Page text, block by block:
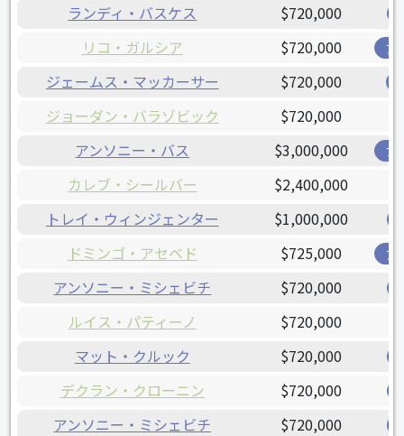
ランディ・バスケス $720,000
リコ・ガルシア $720,000 ア
ジェームス・マッカーサー $720,000
ジョーダン・バラゾビック $720,000
アンソニー・バス $3,000,000 ブ
カレブ・シールバー $2,400,000
トレイ・ウィンジェンター $1,000,000
ドミンゴ・アセベド $725,000 ア
アンソニー・ミシェビチ $720,000
ルイス・パティーノ
$720,000
マット・クルック
$720,000
デクラン・クローニン $720,000
アンソニー・ミシェビチ $720,000